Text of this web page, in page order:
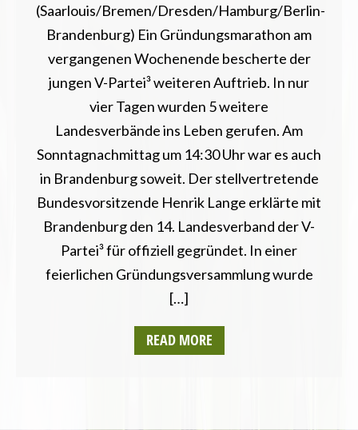
(Saarlouis/Bremen/Dresden/Hamburg/Berlin-
Brandenburg) Ein Gründungsmarathon am
vergangenen Wochenende bescherte der
jungen V-Partei³ weiteren Auftrieb. In nur
vier Tagen wurden 5 weitere
Landesverbände ins Leben gerufen. Am
Sonntagnachmittag um 14:30 Uhr war es auch
in Brandenburg soweit. Der stellvertretende
Bundesvorsitzende Henrik Lange erklärte mit
Brandenburg den 14. Landesverband der V-
Partei³ für offiziell gegründet. In einer
feierlichen Gründungsversammlung wurde
[…]
READ MORE